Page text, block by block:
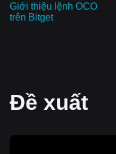
Giới thiệu lệnh OCO
trên Bitget
Đề xuất